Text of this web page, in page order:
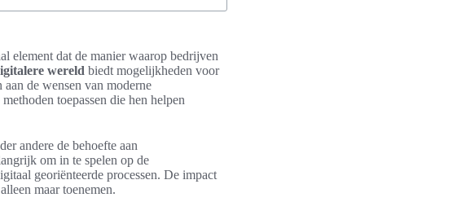
element dat de manier waarop bedrijven
wereld biedt mogelijkheden voor
de wensen van moderne
toepassen die hen helpen
andere de behoefte aan
om in te spelen op de
georiënteerde processen. De impact
maar toenemen.